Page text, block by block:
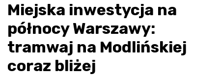
Miejska inwestycja na
północy Warszawy:
tramwaj na Modlińskiej
coraz bliżej